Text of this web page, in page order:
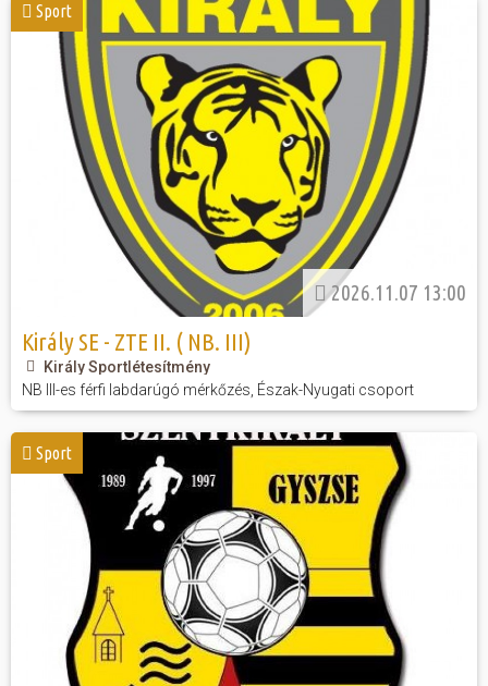
Hasznos
Sport
2026.11.07 13:00
Király SE - ZTE II. ( NB. III)
Király Sportlétesítmény
NB III-es férfi labdarúgó mérkőzés, Észak-Nyugati csoport
Sport